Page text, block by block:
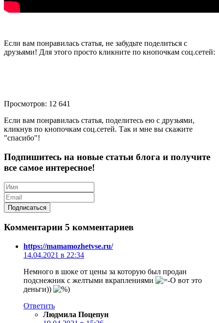
Если вам понравилась статья, не забудьте поделиться с
друзьями! Для этого просто кликните по кнопочкам соц.сетей:
Просмотров: 12 641
Если вам понравилась статья, поделитесь ею с друзьями,
кликнув по кнопочкам соц.сетей. Так и мне вы скажите
"спасибо"!
Подпишитесь на новые статьи блога и получите
все самое интересное!
Комментарии 5 комментариев
https://mamamozhetvse.ru/
14.04.2021 в 22:34
Немного в шоке от цены за которую был продан
подснежник с желтыми вкраплениями
вот это
деньги))
Ответить
Людмила Поцепун